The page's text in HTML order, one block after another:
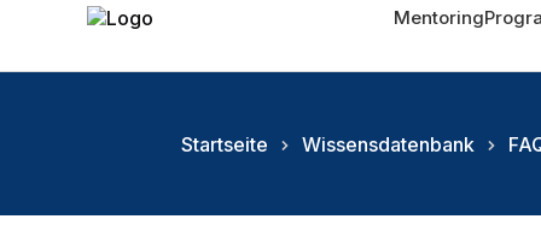
Mentoring
Startseite Wissensdatenbank